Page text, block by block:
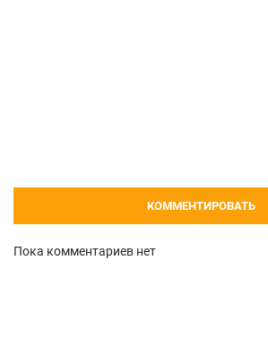
КОММЕНТИРОВАТЬ
Пока комментариев нет